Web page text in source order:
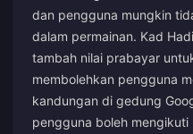
dan pengguna mungkin
dalam permainan. Kad
tambah nilai prabayar
membolehkan pengguna
kandungan di gedung
pengguna boleh